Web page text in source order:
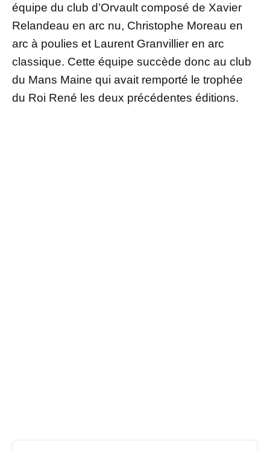
équipe du club d’Orvault composé de Xavier
Relandeau en arc nu, Christophe Moreau en
arc à poulies et Laurent Granvillier en arc
classique. Cette équipe succède donc au club
du Mans Maine qui avait remporté le trophée
du Roi René les deux précédentes éditions.